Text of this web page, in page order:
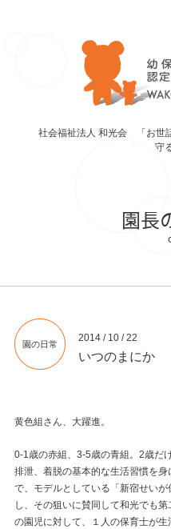
社会福祉法人 和光会 「お世
守
園長
園の日常
2014 / 10 / 22
いつのまにか
黄色組さん、大躍進。
0-1歳の赤組、3-5歳の青組。2歳だ
排泄、着脱の基本的な生活習慣を
で、モデルとしている「新宿せい
し、その狙いに賛同して和光でも
の園児に対して、１人の保育士が